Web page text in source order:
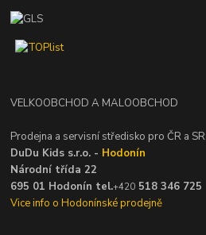
VELKOOBCHOD A MALOOBCHOD
Prodejna a servisní středisko pro ČR a SR:
DuDu Kids s.r.o. - Hodonín
Národní třída 22
695 01 Hodonín tel.+420 518 346 725
Vice info o Hodonínské prodejně